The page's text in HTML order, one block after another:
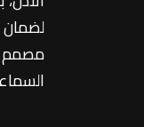
لضمان
مصمم